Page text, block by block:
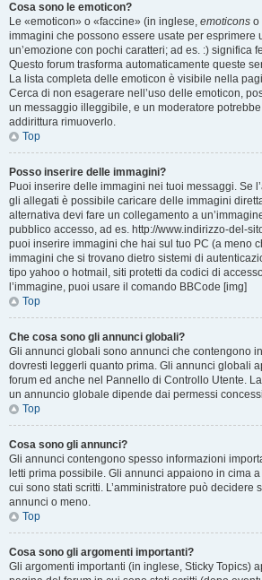
Cosa sono le emoticon?
Le «emoticon» o «faccine» (in inglese, emoticons o
immagini che possono essere usate per esprimere
un’emozione con pochi caratteri; ad es. :) significa
Questo forum trasforma automaticamente queste
La lista completa delle emoticon è visibile nella
Cerca di non esagerare nell’uso delle emoticon,
un messaggio illeggibile, e un moderatore
addirittura rimuoverlo.
Top
Posso inserire delle immagini?
Puoi inserire delle immagini nei tuoi messaggi. Se
gli allegati è possibile caricare delle immagini
alternativa devi fare un collegamento a
pubblico accesso, ad es. http://www.indirizzo-del-
puoi inserire immagini che hai sul tuo PC (a meno
immagini che si trovano dietro sistemi di
tipo yahoo o hotmail, siti protetti da codici di
l’immagine, puoi usare il comando BBCode [img]
Top
Che cosa sono gli annunci globali?
Gli annunci globali sono annunci che contengono
dovresti leggerli quanto prima. Gli annunci globali
forum ed anche nel Pannello di Controllo Utente.
un annuncio globale dipende dai permessi
Top
Cosa sono gli annunci?
Gli annunci contengono spesso informazioni
letti prima possibile. Gli annunci appaiono in cima
cui sono stati scritti. L’amministratore può decidere
annunci o meno.
Top
Cosa sono gli argomenti importanti?
Gli argomenti importanti (in inglese, Sticky Topics)